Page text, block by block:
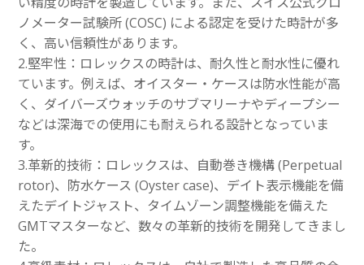
ノメーター試験所 (COSC) による認定を受けた時計が多
く、高い信頼性があります。
2.堅牢性：ロレックスの時計は、耐久性と耐水性に優れ
ています。例えば、オイスター・ケースは防水性能が高
く、ダイバーズウォッチのサブマリーナやディープシー
などは深海での使用にも耐えられる設計となっていま
す。
3.革新的技術：ロレックスは、自動巻き機構 (Perpetual
rotor)、防水ケース (Oyster case)、デイト表示機能を備
えたデイトジャスト、タイムゾーン調整機能を備えた
GMTマスターなど、数々の革新的技術を開発してきまし
た。